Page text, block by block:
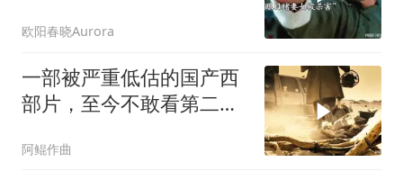
欧阳春晓Aurora
一部被严重低估的国产西
部片，至今不敢看第二
阿鲲作曲